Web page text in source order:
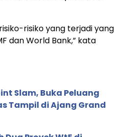
risiko yang terjadi yang
dan World Bank,” kata
Slam, Buka Peluang
Tampil di Ajang Grand